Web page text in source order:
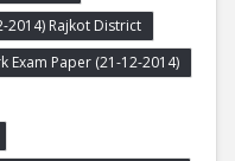
2014) Rajkot District
Exam Paper (21-12-2014)